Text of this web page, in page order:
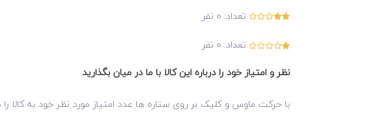
تعداد: 0 نفر
تعداد: 0 نفر
نظر و امتیاز خود را درباره این کالا با ما در میان بگذارید
با حرکت ماوس و کلیک بر روی ستاره ها عدد امتیاز مورد نظر خود به کالا